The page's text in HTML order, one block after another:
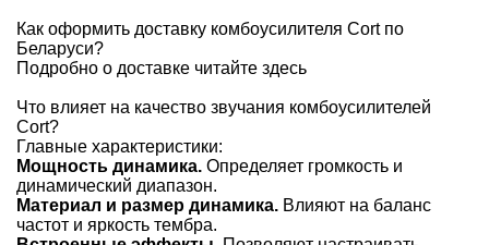
Как оформить доставку комбоусилителя Cort по
Беларуси?
Подробно о доставке читайте здесь
Что влияет на качество звучания комбоусилителей
Cort?
Главные характеристики:
Мощность динамика. Определяет громкость и
динамический диапазон.
Материал и размер динамика. Влияют на баланс
частот и яркость тембра.